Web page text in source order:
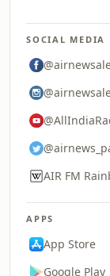
SOCIAL MEDIA
AIR FM
APPS
App Store
Google Play